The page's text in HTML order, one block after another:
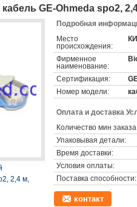
GE-Ohmeda spo2,
2,4 м,
Подробная
Место
происхождения:
Фирменное
наименование:
Сертификация:
Номер модели:
Оплата и доставка
Количество мин
Упаковывая детали:
Время доставки:
Условия оплаты:
Поставка способности:
контакт